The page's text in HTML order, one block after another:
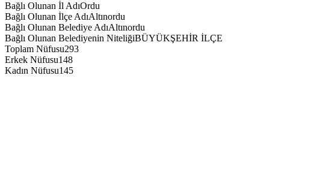
Bağlı Olunan İl AdıOrdu
Bağlı Olunan İlçe AdıAltınordu
Bağlı Olunan Belediye AdıAltınordu
Bağlı Olunan Belediyenin NiteliğiBÜYÜKŞEHİR İLÇE
Toplam Nüfusu293
Erkek Nüfusu148
Kadın Nüfusu145